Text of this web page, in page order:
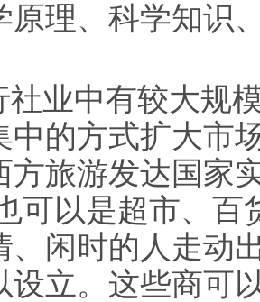
原理、科学知识
社业中有较大规
中的方式扩大市
方旅游发达国家
可以是超市、
、闲时的人走动
设立。这些商可